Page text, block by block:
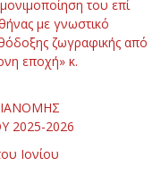
του επί
με γνωστικό
ζωγραφικής από
εποχή» κ.
2026
Ιονίου